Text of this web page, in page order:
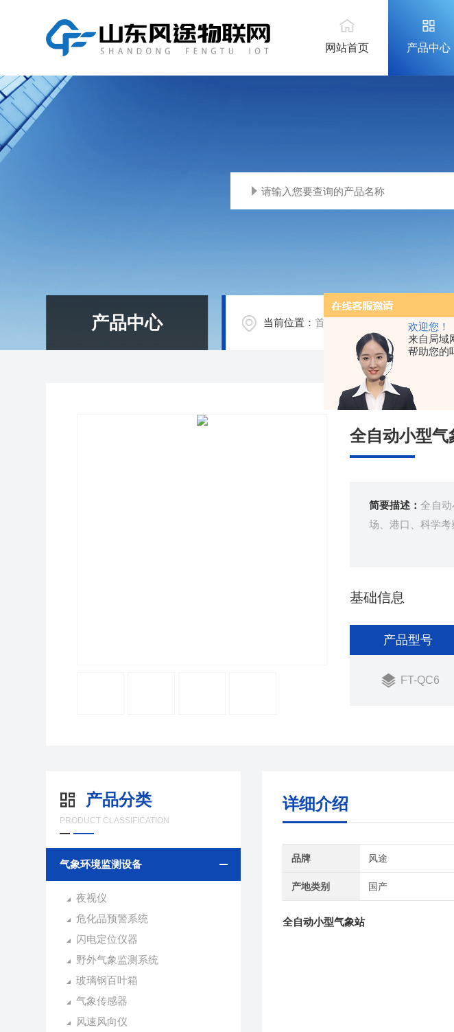
欢迎您！
来自局域
帮助您的
网站首页 产品中心
产品中心 当前位置：首页 气象环境
全自动小型气
简要描述：全自
场、港口、科学考
基础信息
产品型号
FT-QC6
产品分类
PRODUCT CLASSIFICATION
气象环境监测设备
夜视仪
危化品预警系统
闪电定位仪器
野外气象监测系统
玻璃钢百叶箱
气象传感器
风速风向仪
详细介绍
品牌 风途
产地类别 国产
全自动小型气象站